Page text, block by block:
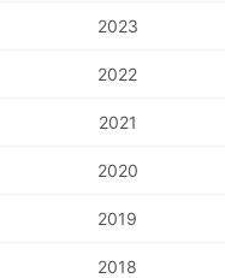
2023
2022
2021
2020
2019
2018